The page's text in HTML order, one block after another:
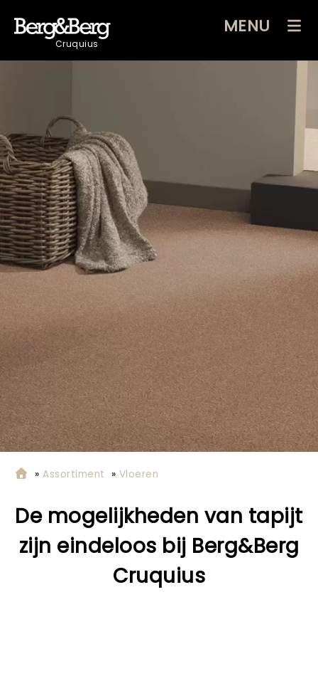
Cruquius
MENU
»Assortiment » Vloeren
De mogelijkheden van tapijt
zijn eindeloos bij Berg&Berg
Cruquius